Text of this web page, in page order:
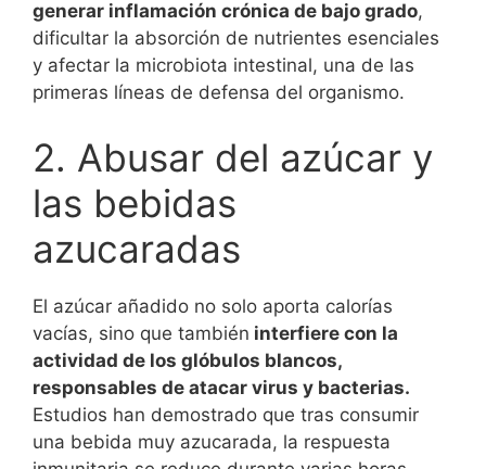
generar inflamación crónica de bajo grado,
dificultar la absorción de nutrientes esenciales
y afectar la microbiota intestinal, una de las
primeras líneas de defensa del organismo.
2. Abusar del azúcar y
las bebidas
azucaradas
El azúcar añadido no solo aporta calorías
vacías, sino que también interfiere con la
actividad de los glóbulos blancos,
responsables de atacar virus y bacterias.
Estudios han demostrado que tras consumir
una bebida muy azucarada, la respuesta